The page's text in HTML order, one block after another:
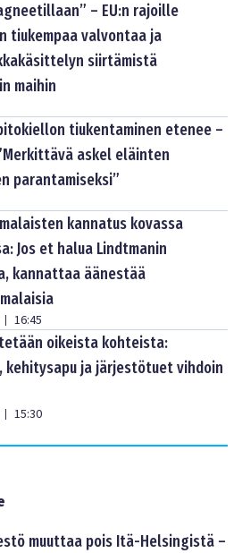
– EU:n rajoille
tiukempaa valvontaa ja
siirtämistä
maihin
tiukentaminen etenee –
askel eläinten
parantamiseksi”
kannatus kovassa
Jos et halua Lindtmanin
kannattaa äänestää
| 16:45
oikeista kohteista:
kehitysapu ja järjestötuet vihdoin
| 15:30
muuttaa pois Itä-Helsingistä –